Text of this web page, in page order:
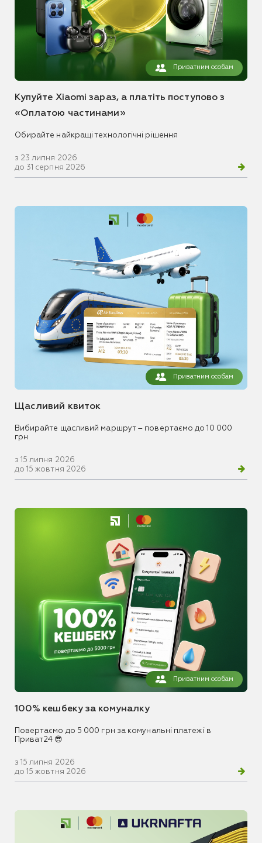
Приватним особам
Купуйте Xiaomi зараз, а платіть поступово з
«Оплатою частинами»
Обирайте найкращі технологічні рішення
з 23 липня 2026
до 31 серпня 2026
Приватним особам
Щасливий квиток
Вибирайте щасливий маршрут – повертаємо до 10 000
грн
з 15 липня 2026
до 15 жовтня 2026
Приватним особам
100% кешбеку за комуналку
Повертаємо до 5 000 грн за комунальні платежі в
Приват24 😎
з 15 липня 2026
до 15 жовтня 2026